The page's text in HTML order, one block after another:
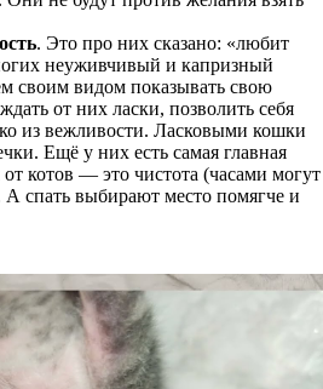
. Это про них сказано: «любит
неуживчивый и капризный
своим видом показывать свою
от них ласки, позволить себя
из вежливости. Ласковыми кошки
Ещё у них есть самая главная
от котов — это чистота (часами могут
спать выбирают место помягче и